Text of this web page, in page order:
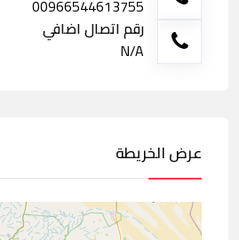
00966544613755
رقم اتصال اضافي
N/A
عرض الخريطة